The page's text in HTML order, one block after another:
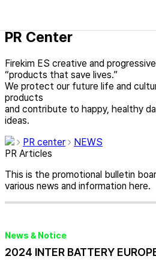
PR Center
Firekim ES creative and
“products that save lives.”
We protect our future life and
products
and contribute to happy, healthy
ideas.
PR center
NEWS
PR Articles
This is the promotional bulletin
various news and information here.
News & Notice
2024 INTER BATTERY